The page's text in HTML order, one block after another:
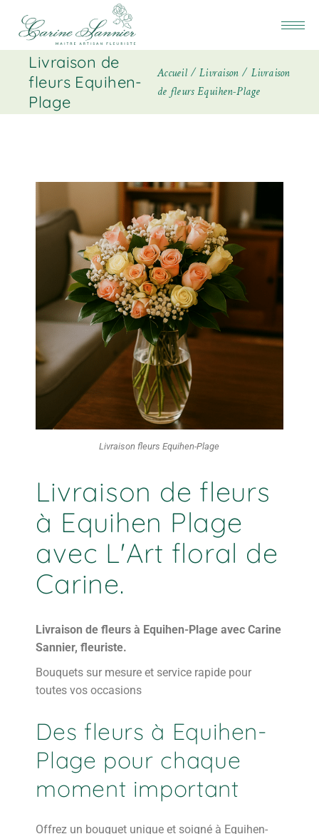
Livraison de
fleurs Equihen-
Plage
Accueil Livraison
Livraison
de fleurs Equihen-Plage
Livraison fleurs Equihen-Plage
Livraison de fleurs
à Equihen Plage
avec L'Art floral de
Carine.
Livraison de fleurs à Equihen-Plage avec Carine
Sannier, fleuriste.
Bouquets sur mesure et service rapide pour
toutes vos occasions
Des fleurs à Equihen-
Plage pour chaque
moment important
Offrez un bouquet unique et soigné à Equihen-